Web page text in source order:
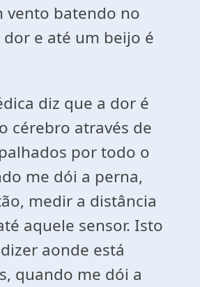
vento batendo no
e até um beijo é
diz que a dor é
cérebro através de
por todo o
me dói a perna,
medir a distância
aquele sensor. Isto
aonde está
quando me dói a